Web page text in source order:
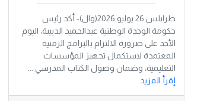
طرابلس 26 يوليو 2026(وال)- أكد رئيس
حكومة الوحدة الوطنية عبدالحميد الدبيبة، اليوم
الأحد على ضرورة الالتزام بالبرامج الزمنية
المعتمدة لاستكمال تجهيز المؤسسات
التعليمية، وضمان وصول الكتاب المدرسي ...
إقرأ المزيد